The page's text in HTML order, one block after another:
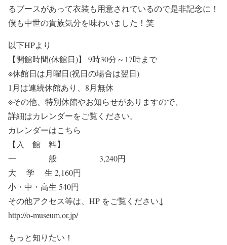
るブースがあって衣装も用意されているので是非記念に！
僕も中世の貴族気分を味わいました！笑
以下HPより
【開館時間(休館日)】 9時30分～17時まで
※休館日は月曜日(祝日の場合は翌日)
1月は連続休館あり、8月無休
※その他、特別休館やお知らせがありますので、
詳細はカレンダーをご覧ください。
カレンダーはこちら
【入 館 料】
一 般 3,240円
大 学 生 2,160円
小・中・高生 540円
その他アクセス等は、HP をご覧ください↓
http://o-museum.or.jp/
もっと知りたい！